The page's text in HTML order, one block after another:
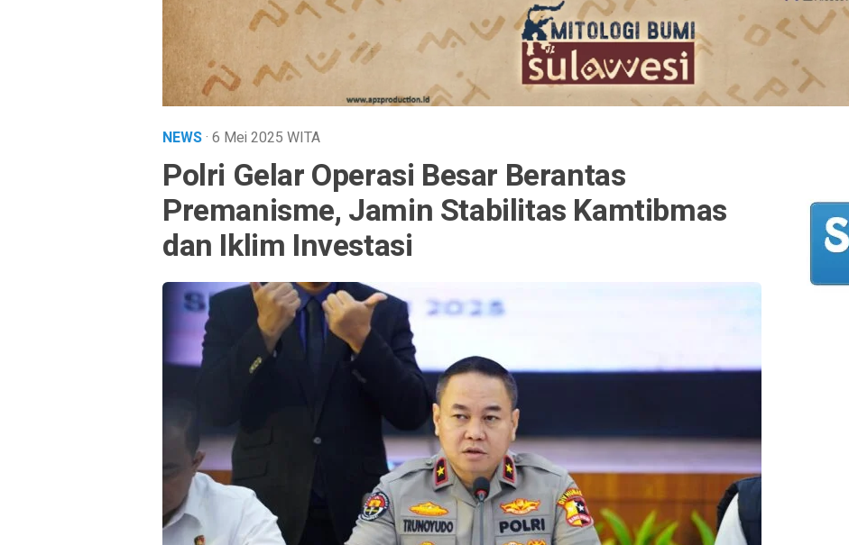
NEWS· 6 Mei 2025 WITA
Polri Gelar Operasi Besar Berantas
Premanisme, Jamin Stabilitas Kamtibmas
dan Iklim Investasi